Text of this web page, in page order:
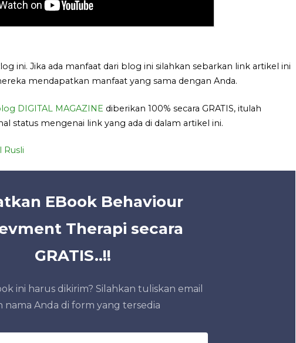
ini. Jika ada manfaat dari blog ini silahkan sebarkan link artikel ini
mendapatkan manfaat yang sama dengan Anda.
DIGITAL MAGAZINE diberikan 100% secara GRATIS, itulah
status mengenai link yang ada di dalam artikel ini.
Rusli
EBook Behaviour
Therapi secara
GRATIS..!!
ini harus dikirim? Silahkan tuliskan email
nama Anda di form yang tersedia